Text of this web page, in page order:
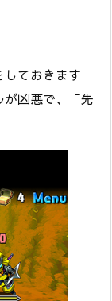
ておきます
凶悪で、「先